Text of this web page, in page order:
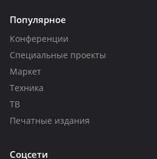
Популярное
Конференции
Специальные проекты
Маркет
Техника
ТВ
Печатные издания
Соцсети